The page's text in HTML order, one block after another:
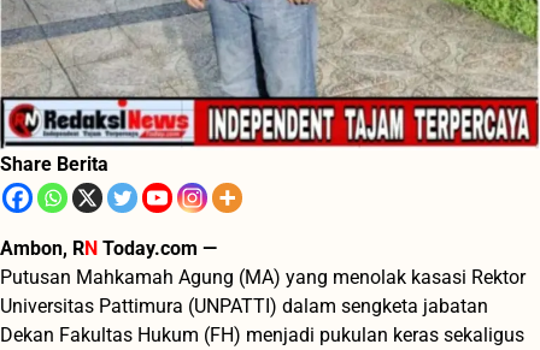
Share Berita
Ambon, RN Today.com —
Putusan Mahkamah Agung (MA) yang menolak kasasi Rektor
Universitas Pattimura (UNPATTI) dalam sengketa jabatan
Dekan Fakultas Hukum (FH) menjadi pukulan keras sekaligus